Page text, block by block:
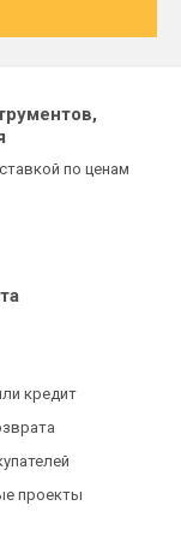
по ценам
кредит
проекты